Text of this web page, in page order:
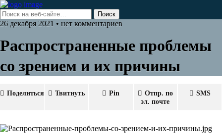
26 декабря 2021 • нет комментариев
Распространенные проблемы
со зрением и их причины
Поделиться Твитнуть Pin
Отпр. по
эл. почте
SMS